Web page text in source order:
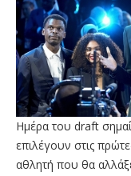
Ημέρα του draft
επιλέγουν στις
αθλητή που θα